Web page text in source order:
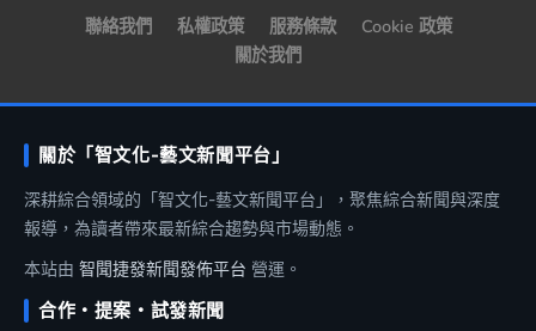
聯絡我們 私權政策 服務條款
Cookie 政策
關於我們
關於「智文化-藝文新聞平台」
深耕綜合領域的「智文化-藝文新聞平台」，聚焦綜合新聞與深度
報導，為讀者帶來最新綜合趨勢與市場動態。
本站由 智聞捷發新聞發佈平台 營運。
合作・提案・試發新聞